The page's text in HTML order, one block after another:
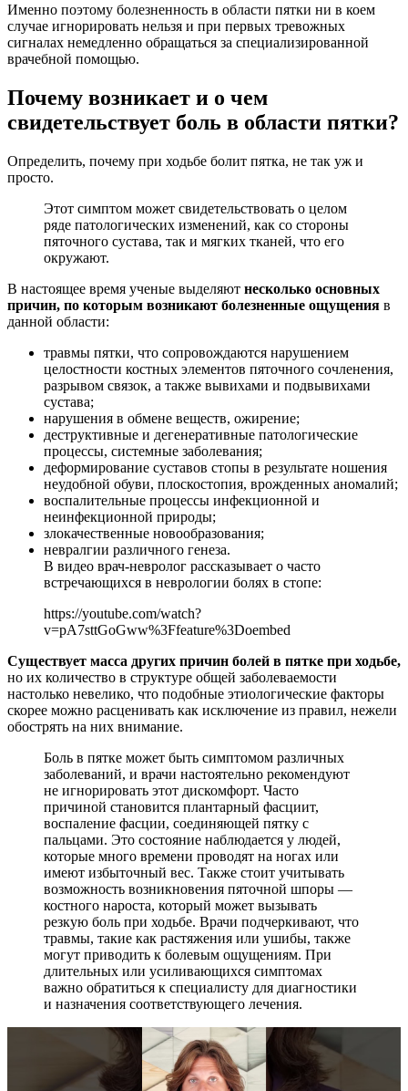
Именно поэтому болезненность в области пятки ни в коем
случае игнорировать нельзя и при первых тревожных
сигналах немедленно обращаться за специализированной
врачебной помощью.
Почему возникает и о чем
свидетельствует боль в области пятки?
Определить, почему при ходьбе болит пятка, не так уж и
просто.
Этот симптом может свидетельствовать о целом
ряде патологических изменений, как со стороны
пяточного сустава, так и мягких тканей, что его
окружают.
В настоящее время ученые выделяют несколько основных
причин, по которым возникают болезненные ощущения в
данной области:
травмы пятки, что сопровождаются нарушением
целостности костных элементов пяточного сочленения,
разрывом связок, а также вывихами и подвывихами
сустава;
нарушения в обмене веществ, ожирение;
деструктивные и дегенеративные патологические
процессы, системные заболевания;
деформирование суставов стопы в результате ношения
неудобной обуви, плоскостопия, врожденных аномалий;
воспалительные процессы инфекционной и
неинфекционной природы;
злокачественные новообразования;
невралгии различного генеза.
В видео врач-невролог рассказывает о часто
встречающихся в неврологии болях в стопе:
https://youtube.com/watch?
v=pA7sttGoGww%3Ffeature%3Doembed
Существует масса других причин болей в пятке при ходьбе,
но их количество в структуре общей заболеваемости
настолько невелико, что подобные этиологические факторы
скорее можно расценивать как исключение из правил, нежели
обострять на них внимание.
Боль в пятке может быть симптомом различных
заболеваний, и врачи настоятельно рекомендуют
не игнорировать этот дискомфорт. Часто
причиной становится плантарный фасциит,
воспаление фасции, соединяющей пятку с
пальцами. Это состояние наблюдается у людей,
которые много времени проводят на ногах или
имеют избыточный вес. Также стоит учитывать
возможность возникновения пяточной шпоры —
костного нароста, который может вызывать
резкую боль при ходьбе. Врачи подчеркивают, что
травмы, такие как растяжения или ушибы, также
могут приводить к болевым ощущениям. При
длительных или усиливающихся симптомах
важно обратиться к специалисту для диагностики
и назначения соответствующего лечения.